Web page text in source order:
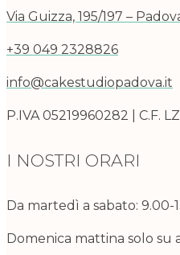
Via Guizza, 195/197 –
+39 049 2328826
info@cakestudiopadova.it
P.IVA 05219960282 | C.F.
I NOSTRI ORARI
Da martedì a sabato: 9.00-
Domenica mattina solo